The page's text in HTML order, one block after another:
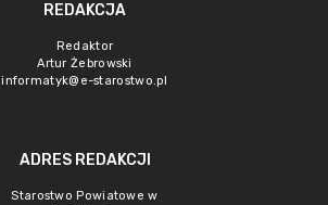
REDAKCJA
Redaktor
Artur Żebrowski
informatyk@e-starostwo.pl
ADRES REDAKCJI
Starostwo Powiatowe w